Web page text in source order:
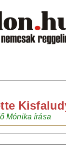
Mónika írása